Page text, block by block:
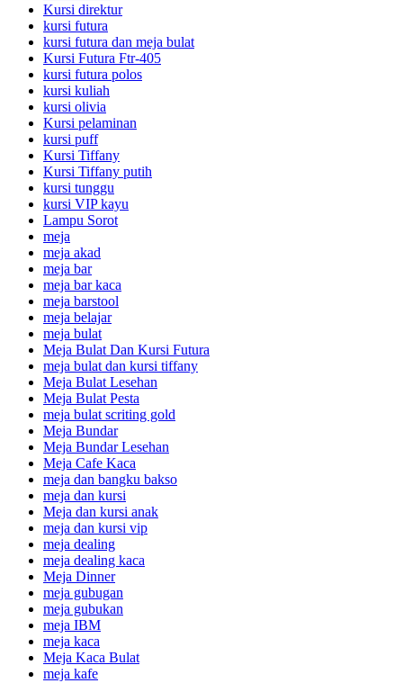
Kursi direktur
kursi futura
kursi futura dan meja bulat
Kursi Futura Ftr-405
kursi futura polos
kursi kuliah
kursi olivia
Kursi pelaminan
kursi puff
Kursi Tiffany
Kursi Tiffany putih
kursi tunggu
kursi VIP kayu
Lampu Sorot
meja
meja akad
meja bar
meja bar kaca
meja barstool
meja belajar
meja bulat
Meja Bulat Dan Kursi Futura
meja bulat dan kursi tiffany
Meja Bulat Lesehan
Meja Bulat Pesta
meja bulat scriting gold
Meja Bundar
Meja Bundar Lesehan
Meja Cafe Kaca
meja dan bangku bakso
meja dan kursi
Meja dan kursi anak
meja dan kursi vip
meja dealing
meja dealing kaca
Meja Dinner
meja gubugan
meja gubukan
meja IBM
meja kaca
Meja Kaca Bulat
meja kafe